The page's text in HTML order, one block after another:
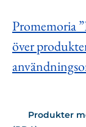
Promemoria
över
Produkter